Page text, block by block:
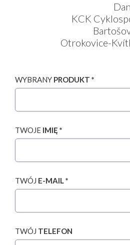
KCK
Otrokovice-
WYBRANY PRODUKT *
TWOJE IMIĘ *
TWÓJ E-MAIL *
TWÓJ TELEFON